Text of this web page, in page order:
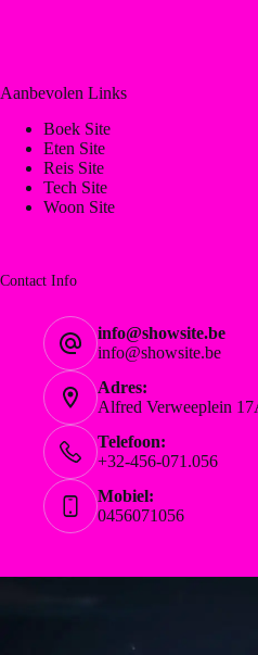
Aanbevolen Links
Boek Site
Eten Site
Reis Site
Tech Site
Woon Site
Contact Info
info@showsite.be
info@showsite.be
Adres:
Alfred Verweeplein
Telefoon:
+32-456-071.056
Mobiel:
0456071056